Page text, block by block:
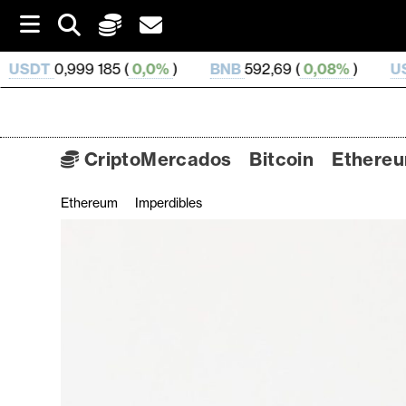
i
t
(0,0%) BNB592,69 ( 0,08%) USDC0,999 849
C
CriptoMercados Bitcoin
Ethereum Imperdibles